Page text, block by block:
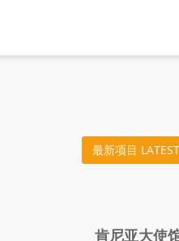
最新项目
肯尼亚大使